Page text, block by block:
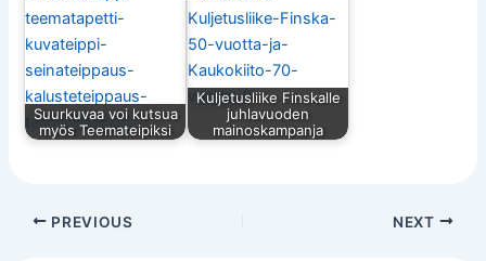
Suurkuvaa voi kutsua
myös Teemateipiksi
Kuljetusliike Finskalle
juhlavuoden
mainoskampanja
PREVIOUS NEXT